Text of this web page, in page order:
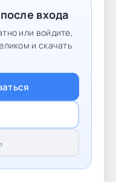
учебу
Module 1:
7 Module 2:
3: Design:
4:
Web page
59 Module
входа
или войдите,
и скачать